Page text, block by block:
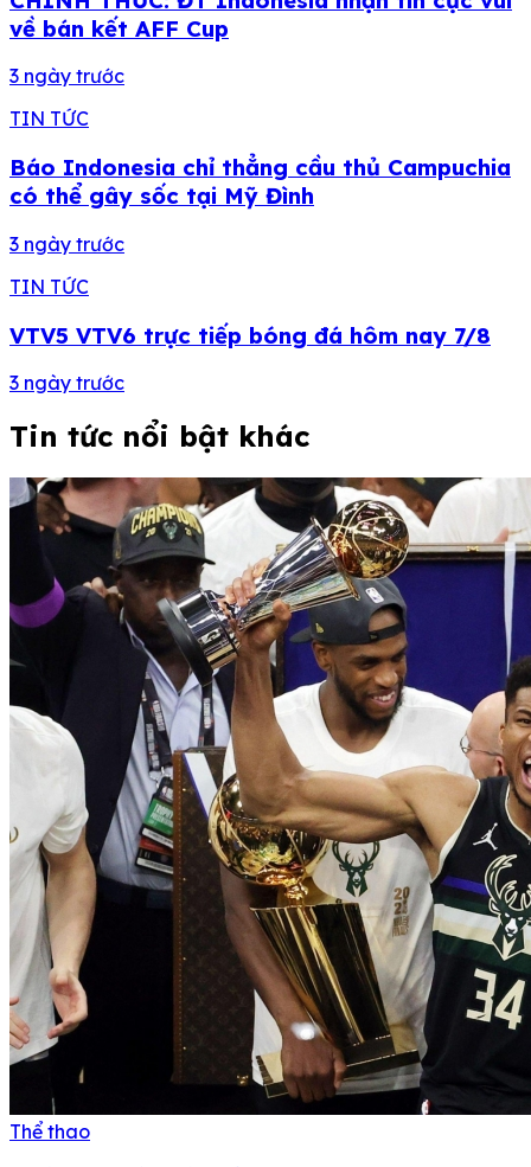
về bán kết AFF Cup
3 ngày trước
TIN TỨC
Báo Indonesia chỉ thẳng cầu thủ Campuchia
có thể gây sốc tại Mỹ Đình
3 ngày trước
TIN TỨC
VTV5 VTV6 trực tiếp bóng đá hôm nay 7/8
3 ngày trước
Tin tức nổi bật khác
Thể thao